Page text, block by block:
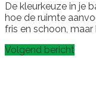
De kleurkeuze in je
hoe de ruimte
fris en schoon, maar
Volgend bericht